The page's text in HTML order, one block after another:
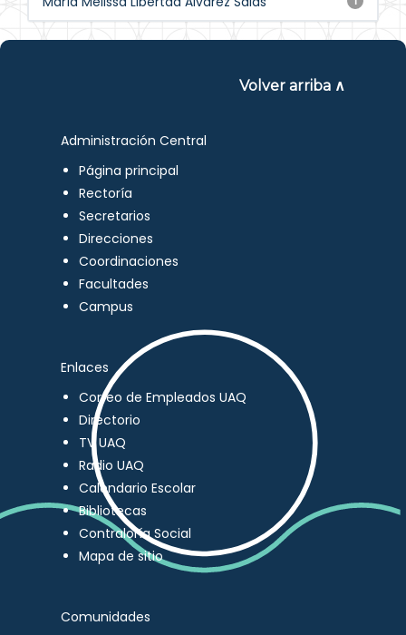
Volver arriba ∧
Administración Central
Página principal
Rectoría
Secretarios
Direcciones
Coordinaciones
Facultades
Campus
Enlaces
Correo de Empleados UAQ
Directorio
TV UAQ
Radio UAQ
Calendario Escolar
Bibliotecas
Contraloría Social
Mapa de sitio
Comunidades